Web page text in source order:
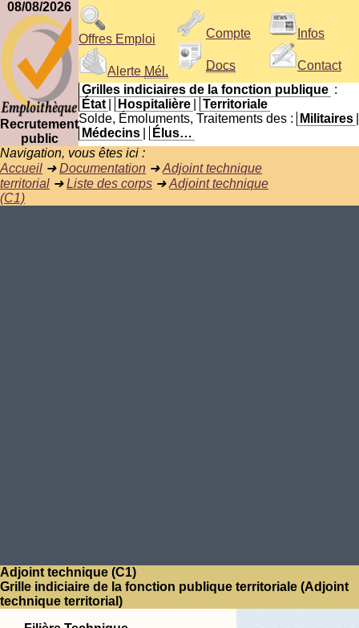
08/08/2026
Recrutement
public
Offres Emploi
Alerte Mél.
Compte
Docs
Infos
Contact
Grilles indiciaires de la fonction publique :
État
Hospitalière
Territoriale
Solde, Émoluments, Traitements des :
Militaires
Médecins
Élus…
Navigation, vous êtes ici :
Accueil ➜Documentation ➜Adjoint technique
territorial ➜Liste des corps ➜Adjoint technique
(C1)
Adjoint technique (C1)
Grille indiciaire de la fonction publique territoriale (Adjoint
technique territorial)